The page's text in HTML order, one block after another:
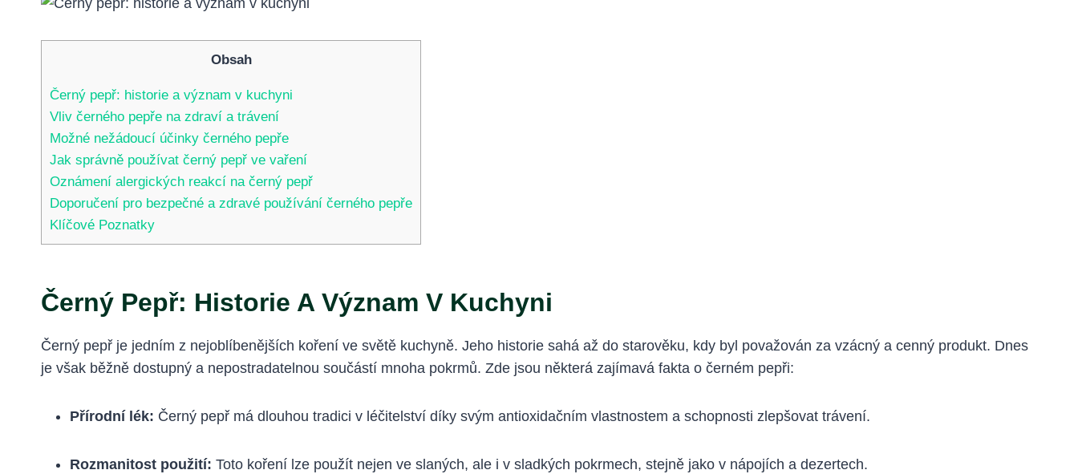
Obsah
Černý pepř: historie a význam v kuchyni
Vliv černého pepře na zdraví a trávení
Možné nežádoucí účinky černého pepře
Jak správně používat černý pepř ve vaření
Oznámení alergických reakcí na černý pepř
Doporučení pro bezpečné a zdravé používání černého pepře
Klíčové Poznatky
Černý Pepř: Historie A Význam V Kuchyni
Černý pepř je jedním z nejoblíbenějších koření ve světě kuchyně. Jeho historie sahá až do starověku, kdy byl považován za vzácný a cenný produkt. Dnes
je však běžně dostupný a nepostradatelnou součástí mnoha pokrmů. Zde jsou některá zajímavá fakta o černém pepři:
Přírodní lék: Černý pepř má dlouhou tradici v léčitelství díky svým antioxidačním vlastnostem a schopnosti zlepšovat trávení.
Rozmanitost použití: Toto koření lze použít nejen ve slaných, ale i v sladkých pokrmech, stejně jako v nápojích a dezertech.